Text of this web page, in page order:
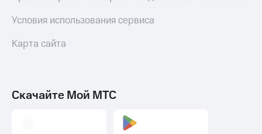
Условия использования сервиса
Карта сайта
Скачайте Мой МТС